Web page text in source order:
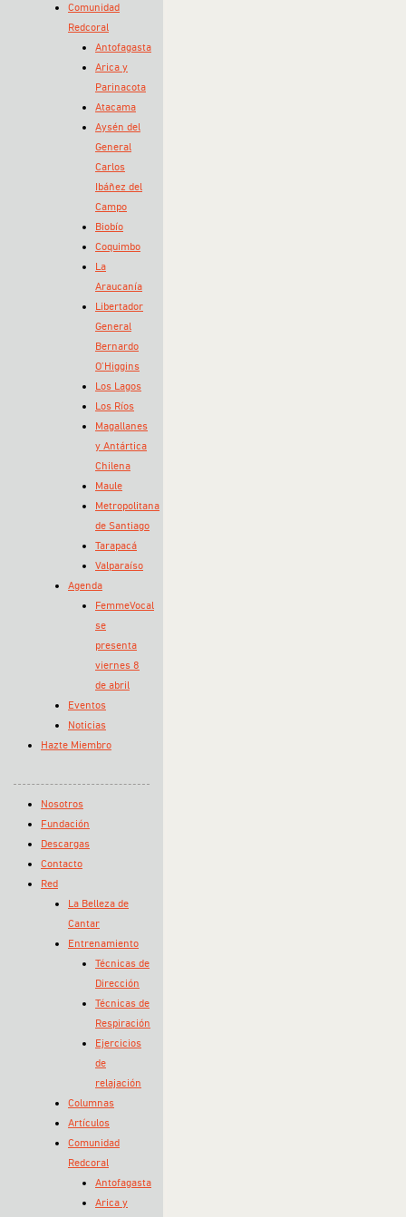
Comunidad
Redcoral
Antofagasta
Arica y
Parinacota
Atacama
Aysén del
General
Carlos
Ibáñez del
Campo
Biobío
Coquimbo
La
Araucanía
Libertador
General
Bernardo
O’Higgins
Los Lagos
Los Ríos
Magallanes
y Antártica
Chilena
Maule
Metropolitana
de Santiago
Tarapacá
Valparaíso
Agenda
FemmeVocal
se
presenta
viernes 8
de abril
Eventos
Noticias
Hazte Miembro
Nosotros
Fundación
Descargas
Contacto
Red
La Belleza de
Cantar
Entrenamiento
Técnicas de
Dirección
Técnicas de
Respiración
Ejercicios
de
relajación
Columnas
Artículos
Comunidad
Redcoral
Antofagasta
Arica y